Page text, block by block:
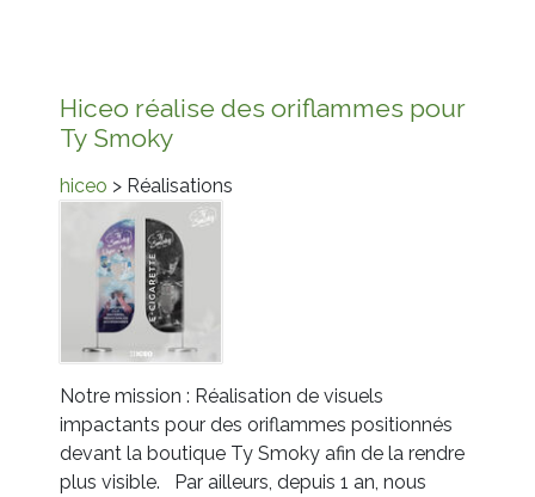
Hiceo réalise des oriflammes pour
Ty Smoky
hiceo > Réalisations
Notre mission : Réalisation de visuels
impactants pour des oriflammes positionnés
devant la boutique Ty Smoky afin de la rendre
plus visible. Par ailleurs, depuis 1 an, nous